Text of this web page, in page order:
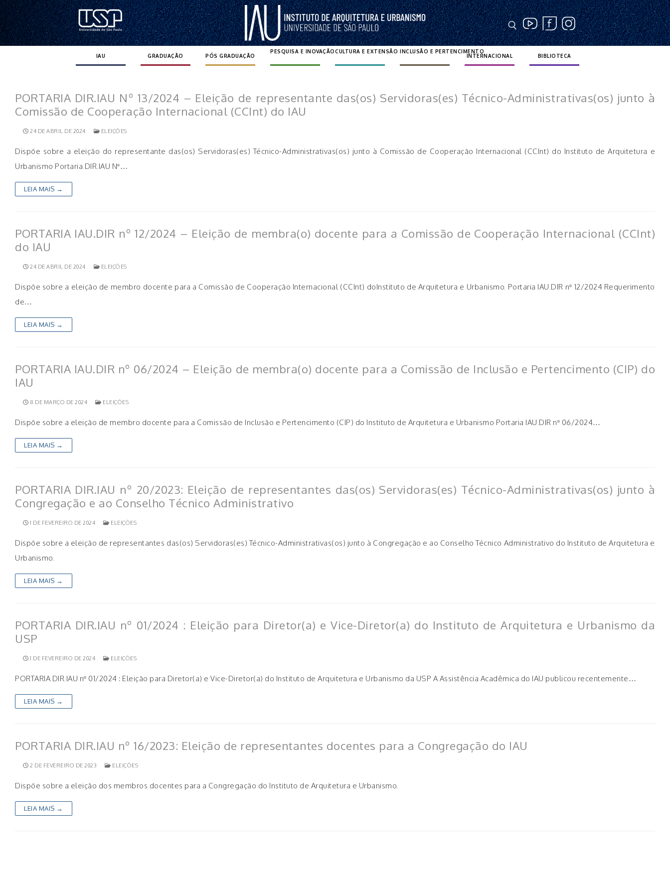
Pular
para
o
Pesquisar por:
IAU GRADUAÇÃO PÓS GRADUAÇÃO
PESQUISA E INOVAÇÃOCULTURA E EXTENSÃO INCLUSÃO E PERTENCIMENTO
INTERNACIONAL BIBLIOTECA
PORTARIA DIR.IAU Nº 13/2024 – Eleição de representante das(os) Servidoras(es) Técnico-Administrativas(os) junto à
Comissão de Cooperação Internacional (CCInt) do IAU
24 DE ABRIL DE 2024 ELEIÇÕES
Dispõe sobre a eleição do representante das(os) Servidoras(es) Técnico-Administrativas(os) junto à Comissão de Cooperação Internacional (CCInt) do Instituto de Arquitetura e
Urbanismo Portaria DIR.IAU Nº…
LEIA MAIS →
PORTARIA IAU.DIR nº 12/2024 – Eleição de membra(o) docente para a Comissão de Cooperação Internacional (CCInt)
do IAU
24 DE ABRIL DE 2024 ELEIÇÕES
Dispõe sobre a eleição de membro docente para a Comissão de Cooperação Internacional (CCInt) doInstituto de Arquitetura e Urbanismo. Portaria IAU.DIR nº 12/2024 Requerimento
de…
LEIA MAIS →
PORTARIA IAU.DIR nº 06/2024 – Eleição de membra(o) docente para a Comissão de Inclusão e Pertencimento (CIP) do
IAU
8 DE MARÇO DE 2024 ELEIÇÕES
Dispõe sobre a eleição de membro docente para a Comissão de Inclusão e Pertencimento (CIP) do Instituto de Arquitetura e Urbanismo Portaria IAU.DIR nº 06/2024…
LEIA MAIS →
PORTARIA DIR.IAU nº 20/2023: Eleição de representantes das(os) Servidoras(es) Técnico-Administrativas(os) junto à
Congregação e ao Conselho Técnico Administrativo
1 DE FEVEREIRO DE 2024 ELEIÇÕES
Dispõe sobre a eleição de representantes das(os) Servidoras(es) Técnico-Administrativas(os) junto à Congregação e ao Conselho Técnico Administrativo do Instituto de Arquitetura e
Urbanismo.
LEIA MAIS →
PORTARIA DIR.IAU nº 01/2024 : Eleição para Diretor(a) e Vice-Diretor(a) do Instituto de Arquitetura e Urbanismo da
USP
1 DE FEVEREIRO DE 2024 ELEIÇÕES
PORTARIA DIR.IAU nº 01/2024 : Eleição para Diretor(a) e Vice-Diretor(a) do Instituto de Arquitetura e Urbanismo da USP A Assistência Acadêmica do IAU publicou recentemente…
LEIA MAIS →
PORTARIA DIR.IAU nº 16/2023: Eleição de representantes docentes para a Congregação do IAU
2 DE FEVEREIRO DE 2023 ELEIÇÕES
Dispõe sobre a eleição dos membros docentes para a Congregação do Instituto de Arquitetura e Urbanismo.
LEIA MAIS →